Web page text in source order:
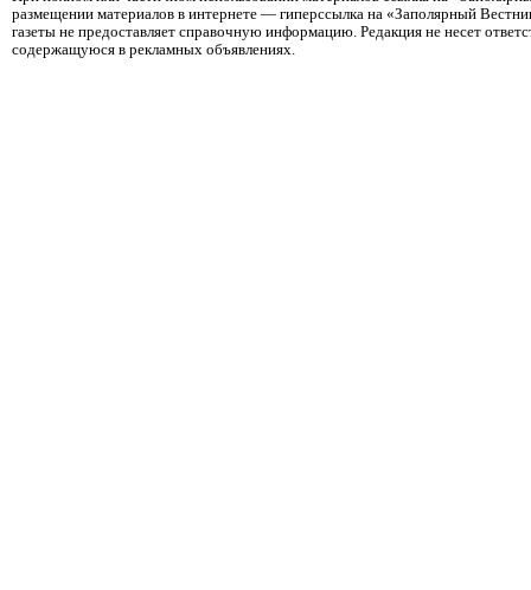
размещении материалов в интернете — гиперссылка на «Заполярный
газеты не предоставляет справочную информацию. Редакция не несет
содержащуюся в рекламных объявлениях.